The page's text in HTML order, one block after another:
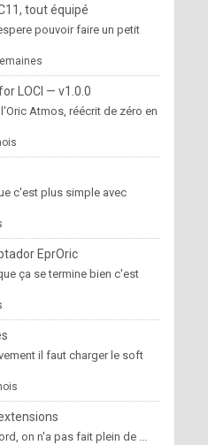
tout équipé
pouvoir faire un petit
LOCI — v1.0.0
Atmos, réécrit de zéro en
c'est plus simple avec
EprOric
ça se termine bien c'est
il faut charger le soft
on n'a pas fait plein de ...